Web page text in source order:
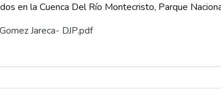
en la Cuenca Del Río Montecristo, Parque
Jareca- DJP.pdf